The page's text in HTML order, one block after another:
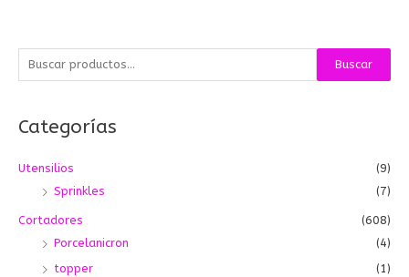
u
c
r
o
Buscar
Categorías
Utensilios
(9)
Sprinkles
(7)
Cortadores
(608)
Porcelanicron
(4)
topper
(1)